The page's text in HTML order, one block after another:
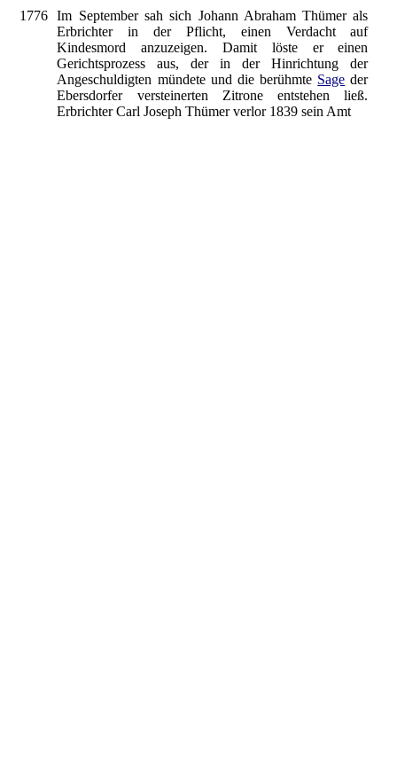
1776
Im September sah sich Johann Abraham Thümer als
Erbrichter in der Pflicht, einen Verdacht auf
Kindesmord anzuzeigen. Damit löste er einen
Gerichtsprozess aus, der in der Hinrichtung der
Angeschuldigten mündete und die berühmte Sage der
Ebersdorfer versteinerten Zitrone entstehen ließ.
Erbrichter Carl Joseph Thümer verlor 1839 sein Amt